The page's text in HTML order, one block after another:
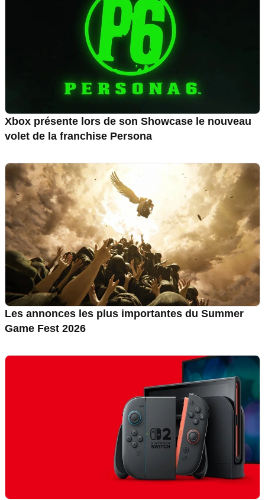
Xbox présente lors de son Showcase le nouveau
volet de la franchise Persona
Les annonces les plus importantes du Summer
Game Fest 2026